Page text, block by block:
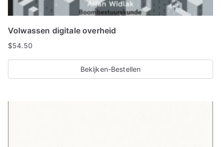
Volwassen digitale overheid
$54.50
Bekijken-Bestellen